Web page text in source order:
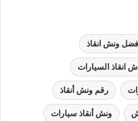
ونش انقاذ
انقاذ السيارات
رقم ونش أنقاذ
ونش أنقاذ سيارات